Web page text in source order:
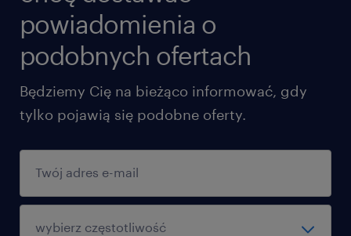
powiadomienia o
podobnych ofertach
Będziemy Cię na bieżąco informować, gdy
tylko pojawią się podobne oferty.